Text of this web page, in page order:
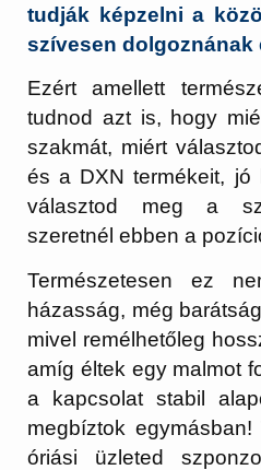
tudják képzelni a
szívesen dolgoznának
Ezért amellett
tudnod azt is, hogy
szakmát, miért
és a DXN termékeit, jó
választod meg a
szeretnél ebben a
Természetesen ez
házasság, még
mivel remélhetőleg
amíg éltek egy malmot
a kapcsolat stabil
megbíztok
óriási üzleted